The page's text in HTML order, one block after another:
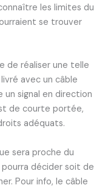
les limites du
se trouver
de réaliser une telle
avec un câble
signal en direction
de courte portée,
adéquats.
sera proche du
pourra décider soit de
Pour info, le câble